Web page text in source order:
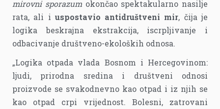
mirovni sporazumokončao spektakularno nasilje
rata, ali i uspostavio antidruštveni mir, čija je
logika beskrajna ekstrakcija, iscrpljivanje i
odbacivanje društveno-ekoloških odnosa.
„Logika otpada vlada Bosnom i Hercegovinom:
ljudi, prirodna sredina i društveni odnosi
proizvode se svakodnevno kao otpad i iz njih se
kao otpad crpi vrijednost. Bolesni, zatrovani